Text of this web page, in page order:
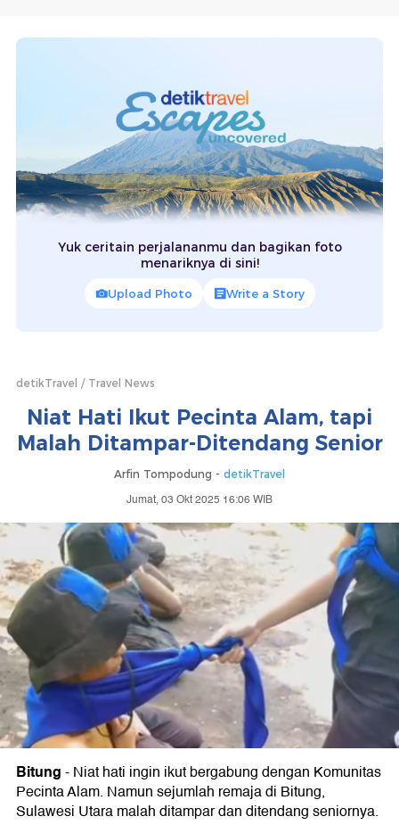
Yuk ceritain perjalananmu dan bagikan foto
menariknya di sini!
Upload Photo Write a Story
detikTravel Travel News
Niat Hati Ikut Pecinta Alam, tapi
Malah Ditampar-Ditendang Senior
Arfin Tompodung - detikTravel
Jumat, 03 Okt 2025 16:06 WIB
Bitung-Niat hati ingin ikut bergabung dengan Komunitas
Pecinta Alam. Namun sejumlah remaja di Bitung,
Sulawesi Utara malah ditampar dan ditendang seniornya.